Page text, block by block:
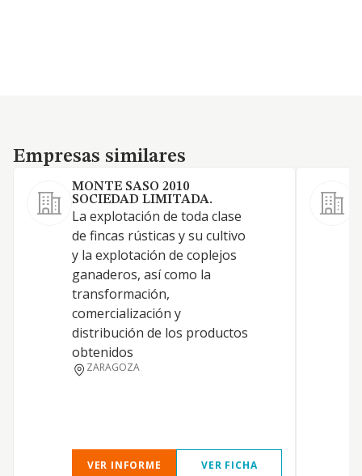
Empresas similares
Empresas similares
MONTE SASO 2010
SOCIEDAD LIMITADA.
La explotación de toda clase
de fincas rústicas y su cultivo
y la explotación de coplejos
ganaderos, así como la
transformación,
comercialización y
distribución de los productos
obtenidos
ZARAGOZA
VER INFORME VER FICHA